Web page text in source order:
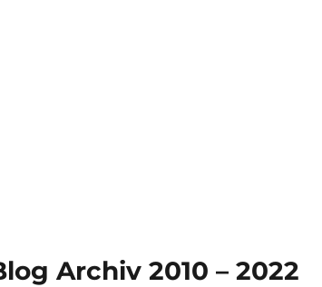
Archiv 2010 – 2022